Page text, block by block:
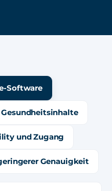
Software
und Zugang
Genauigkeit